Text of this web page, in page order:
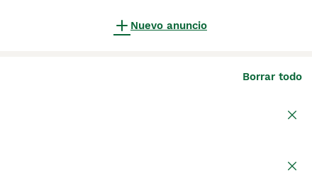
Nuevo anuncio
Borrar todo